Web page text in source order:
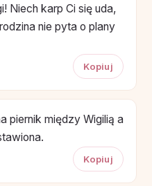
Niech karp Ci się uda,
nie pyta o plany
Kopiuj
piernik między Wigilią a
Kopiuj